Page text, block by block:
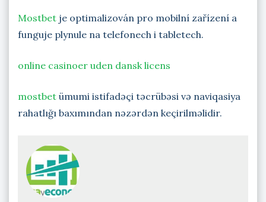
Mostbet je optimalizován pro mobilní zařízení a
funguje plynule na telefonech i tabletech.
online casinoer uden dansk licens
mostbet ümumi istifadəçi təcrübəsi və naviqasiya
rahatlığı baxımından nəzərdən keçirilməlidir.